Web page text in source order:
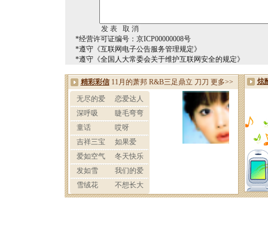
*经营许可证编号：京ICP00000008号
*遵守《互联网电子公告服务管理规定》
*遵守《全国人大常委会关于维护互联网安全的规定》